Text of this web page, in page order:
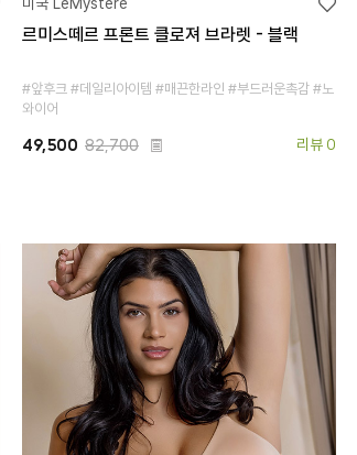
르미스떼르 프론트 클로져 브라렛 - 블랙
#앞후크 #데일리아이템 #매끈한라인 #부드러운촉감 #노
와이어
49,500 82,700 리뷰 0